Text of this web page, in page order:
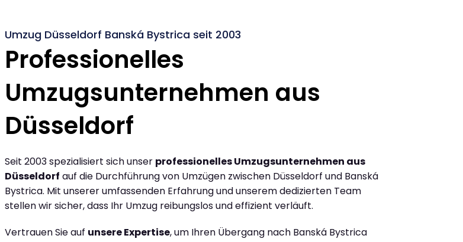
Umzug Düsseldorf Banská Bystrica seit 2003
Professionelles
Umzugsunternehmen aus
Düsseldorf
Seit 2003 spezialisiert sich unser professionelles Umzugsunternehmen aus
Düsseldorf auf die Durchführung von Umzügen zwischen Düsseldorf und Banská
Bystrica. Mit unserer umfassenden Erfahrung und unserem dedizierten Team
stellen wir sicher, dass Ihr Umzug reibungslos und effizient verläuft.
Vertrauen Sie auf unsere Expertise, um Ihren Übergang nach Banská Bystrica